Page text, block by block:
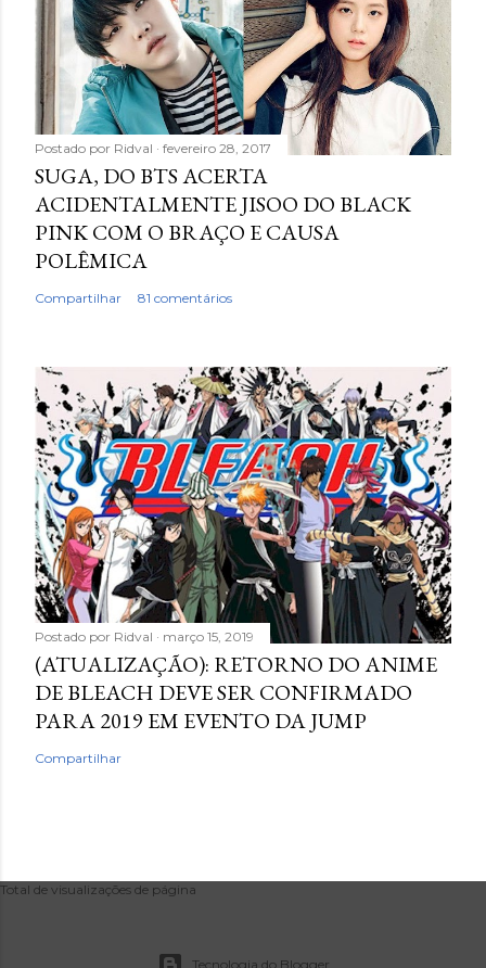
Postado por Ridval fevereiro 28, 2017
SUGA, DO BTS ACERTA
ACIDENTALMENTE JISOO DO BLACK
PINK COM O BRAÇO E CAUSA
POLÊMICA
Compartilhar 81 comentários
Postado por Ridval março 15, 2019
(ATUALIZAÇÃO): RETORNO DO ANIME
DE BLEACH DEVE SER CONFIRMADO
PARA 2019 EM EVENTO DA JUMP
Compartilhar
Total de visualizações de página
Tecnologia do Blogger